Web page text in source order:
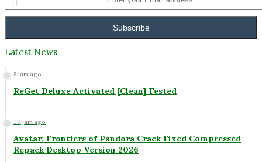
your
Email
Latest News
5 jam ago
ReGet Deluxe Activated [Clean] Tested
19 jam ago
Avatar: Frontiers of Pandora Crack Fixed Compressed
Repack Desktop Version 2026